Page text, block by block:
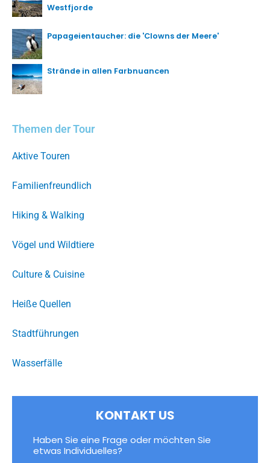
Westfjorde
Papageientaucher: die 'Clowns der Meere'
Strände in allen Farbnuancen
Themen der Tour
Aktive Touren
Familienfreundlich
Hiking & Walking
Vögel und Wildtiere
Culture & Cuisine
Heiße Quellen
Stadtführungen
Wasserfälle
KONTAKT US
Haben Sie eine Frage oder möchten Sie
etwas Individuelles?